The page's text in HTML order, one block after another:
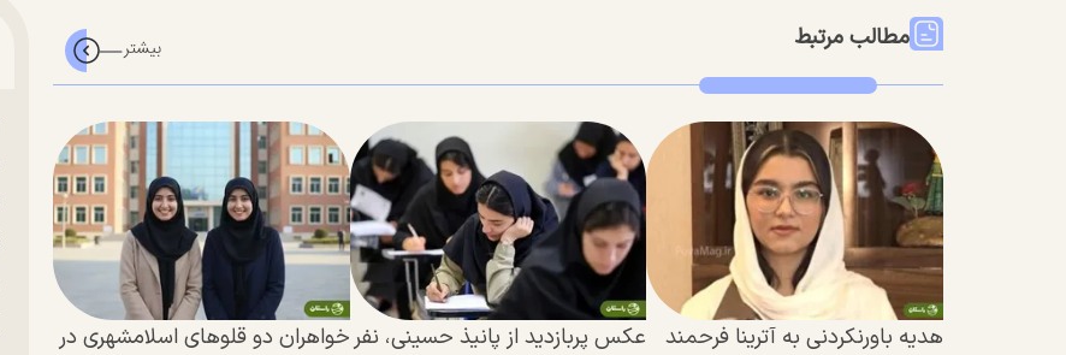
مطالب مرتبط
هدیه باورنکردنی به آترینا فرحمند
عکس پربازدید از پانیذ حسینی، نفرخواهران دو قلو‌های اسلامشهری در